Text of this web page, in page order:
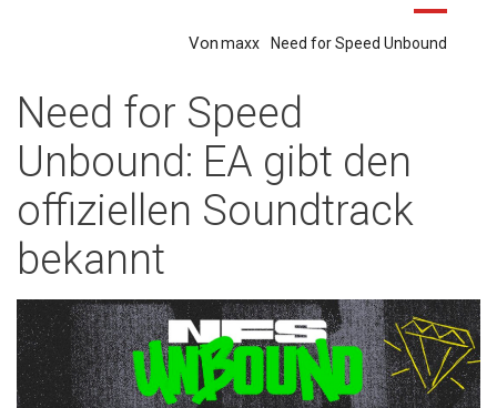
Vonmaxx Need for Speed Unbound
Need for Speed
Unbound: EA gibt den
offiziellen Soundtrack
bekannt